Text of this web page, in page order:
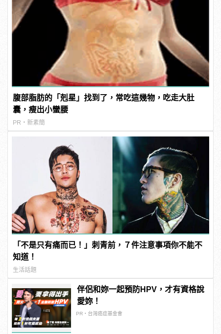
腹部脂肪的「剋星」找到了，常吃這幾物，吃走大肚
囊，瘦出小蠻腰
PR・新素簡
「不是只有痛而已！」刺青前，７件注意事項你不能不
知道！
生活話題
伴侶和妳一起預防HPV，才有資格說
愛妳！
PR・台灣癌症基金會